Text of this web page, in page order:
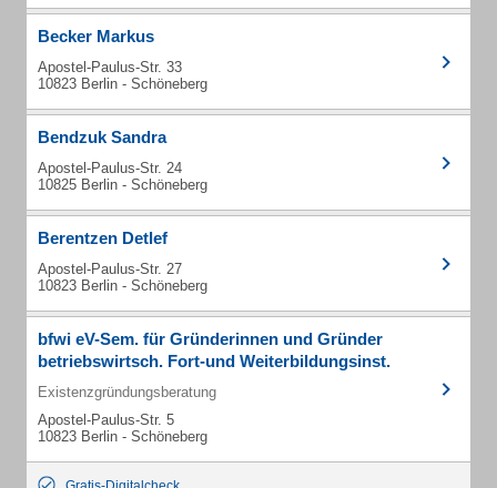
Becker Markus
Apostel-Paulus-Str. 33
10823 Berlin - Schöneberg
Bendzuk Sandra
Apostel-Paulus-Str. 24
10825 Berlin - Schöneberg
Berentzen Detlef
Apostel-Paulus-Str. 27
10823 Berlin - Schöneberg
bfwi eV-Sem. für Gründerinnen und Gründer
betriebswirtsch. Fort-und Weiterbildungsinst.
Existenzgründungsberatung
Apostel-Paulus-Str. 5
10823 Berlin - Schöneberg